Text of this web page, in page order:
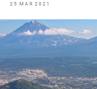
События в России и
25 МАЯ 2021